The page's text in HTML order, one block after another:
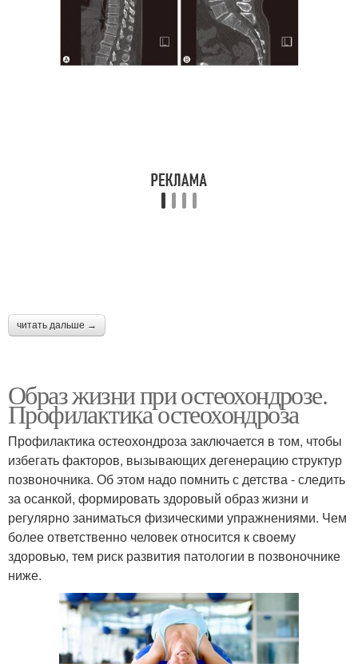
читать дальше →
Образ жизни при остеохондрозе.
Профилактика остеохондроза
Профилактика остеохондроза заключается в том, чтобы
избегать факторов, вызывающих дегенерацию структур
позвоночника. Об этом надо помнить с детства - следить
за осанкой, формировать здоровый образ жизни и
регулярно заниматься физическими упражнениями. Чем
более ответственно человек относится к своему
здоровью, тем риск развития патологии в позвоночнике
ниже.